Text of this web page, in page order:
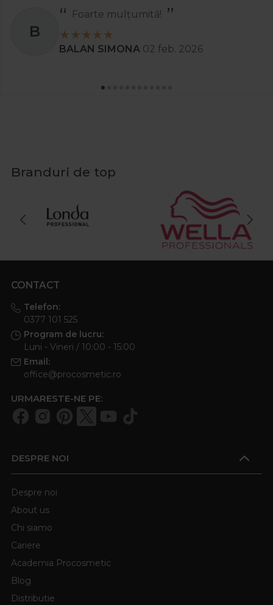
B
Foarte mulțumită!
BALAN SIMONA 02 feb. 2026
Branduri de top
CONTACT
Telefon:
0377 101 525
Program de lucru:
Luni - Vineri / 10:00 - 15:00
Email:
office@procosmetic.ro
URMARESTE-NE PE:
DESPRE NOI
Despre noi
About us
Chi siamo
Cariere
Academia Procosmetic
Blog
Distributie